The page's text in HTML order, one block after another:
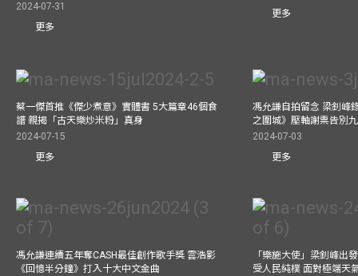
2024-07-31
更多
更多
蔡一傑首推《傑少煮意》實體書 5大篇章46個食
譜 親揭「古天樂炒米粉」真身
2024-07-15
更多
馮允謙自拍留念 梁釗峰
之圍城》壓軸謝票告別
2024-07-03
更多
馮允謙連續五年奪CASH最佳創作歌手獎 雲浩影
《回憶半分鐘》打入十大中文金曲
「樂施大使」梁釗峰出
受人民純樸 面對極端天